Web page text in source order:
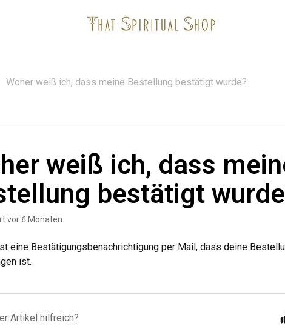
Woher weiß ich, dass meine Bestellung bestätigt wurde?
weiß ich, dass
bestätigt
vor 6 Monaten
eine Bestätigungsbenachrichtigung per Mail, dass deine
ist.
Artikel hilfreich?